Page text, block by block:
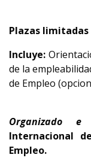
Plazas limitadas
Incluye:
de la
de Empleo
Organizado
Internacional
Empleo.